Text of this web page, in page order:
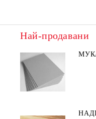
Най-продавани